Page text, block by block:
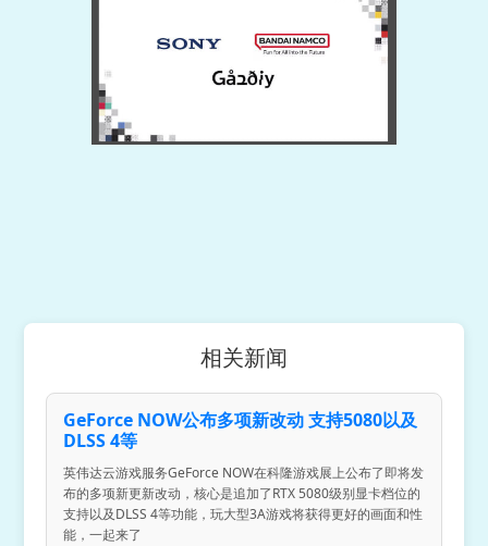
相关新闻
GeForce NOW公布多项新改动 支持5080以及
DLSS 4等
英伟达云游戏服务GeForce NOW在科隆游戏展上公布了即将发
布的多项新更新改动，核心是追加了RTX 5080级别显卡档位的
支持以及DLSS 4等功能，玩大型3A游戏将获得更好的画面和性
能，一起来了